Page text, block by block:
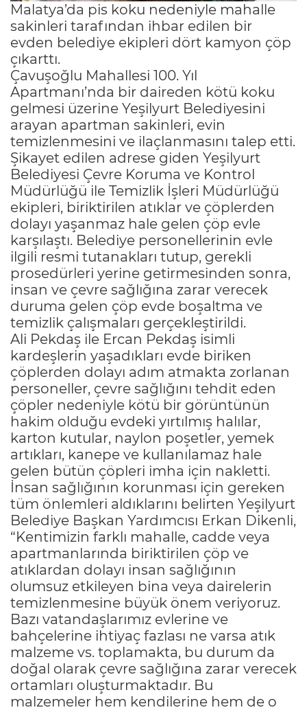
Malatya’da pis koku nedeniyle mahalle
sakinleri tarafından ihbar edilen bir
evden belediye ekipleri dört kamyon çöp
çıkarttı.
Çavuşoğlu Mahallesi 100. Yıl
Apartmanı’nda bir daireden kötü koku
gelmesi üzerine Yeşilyurt Belediyesini
arayan apartman sakinleri, evin
temizlenmesini ve ilaçlanmasını talep etti.
Şikayet edilen adrese giden Yeşilyurt
Belediyesi Çevre Koruma ve Kontrol
Müdürlüğü ile Temizlik İşleri Müdürlüğü
ekipleri, biriktirilen atıklar ve çöplerden
dolayı yaşanmaz hale gelen çöp evle
karşılaştı. Belediye personellerinin evle
ilgili resmi tutanakları tutup, gerekli
prosedürleri yerine getirmesinden sonra,
insan ve çevre sağlığına zarar verecek
duruma gelen çöp evde boşaltma ve
temizlik çalışmaları gerçekleştirildi.
Ali Pekdaş ile Ercan Pekdaş isimli
kardeşlerin yaşadıkları evde biriken
çöplerden dolayı adım atmakta zorlanan
personeller, çevre sağlığını tehdit eden
çöpler nedeniyle kötü bir görüntünün
hakim olduğu evdeki yırtılmış halılar,
karton kutular, naylon poşetler, yemek
artıkları, kanepe ve kullanılamaz hale
gelen bütün çöpleri imha için nakletti.
İnsan sağlığının korunması için gereken
tüm önlemleri aldıklarını belirten Yeşilyurt
Belediye Başkan Yardımcısı Erkan Dikenli,
“Kentimizin farklı mahalle, cadde veya
apartmanlarında biriktirilen çöp ve
atıklardan dolayı insan sağlığının
olumsuz etkileyen bina veya dairelerin
temizlenmesine büyük önem veriyoruz.
Bazı vatandaşlarımız evlerine ve
bahçelerine ihtiyaç fazlası ne varsa atık
malzeme vs. toplamakta, bu durum da
doğal olarak çevre sağlığına zarar verecek
ortamları oluşturmaktadır. Bu
malzemeler hem kendilerine hem de o